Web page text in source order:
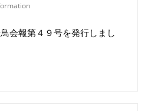
会報第４９号を発行しまし